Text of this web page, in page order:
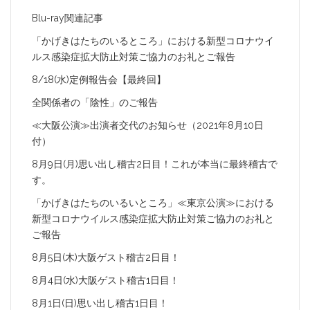
Blu-ray関連記事
「かげきはたちのいるところ」における新型コロナウイ
ルス感染症拡大防止対策ご協力のお礼とご報告
8/18(水)定例報告会【最終回】
全関係者の「陰性」のご報告
≪大阪公演≫出演者交代のお知らせ（2021年8月10日
付）
8月9日(月)思い出し稽古2日目！これが本当に最終稽古で
す。
「かげきはたちのいるいところ」≪東京公演≫における
新型コロナウイルス感染症拡大防止対策ご協力のお礼と
ご報告
8月5日(木)大阪ゲスト稽古2日目！
8月4日(水)大阪ゲスト稽古1日目！
8月1日(日)思い出し稽古1日目！